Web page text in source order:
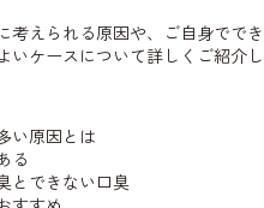
考えられる原因や、ご自身ででき
いケースについて詳しくご紹介し
い原因とは
る
とできない口臭